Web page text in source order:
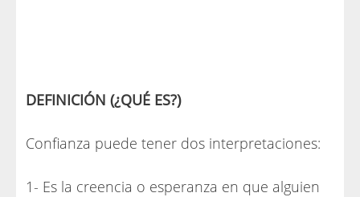
DEFINICIÓN (¿QUÉ ES?)
Confianza puede tener dos interpretaciones:
1- Es la creencia o esperanza en que alguien